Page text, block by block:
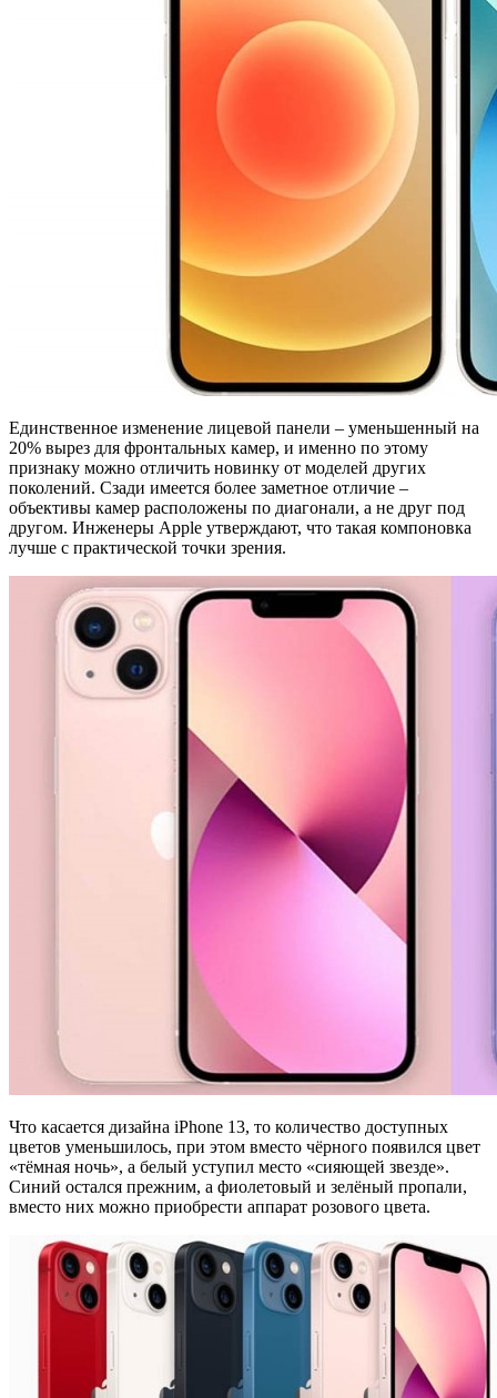
Единственное изменение лицевой панели – уменьшенный на
20% вырез для фронтальных камер, и именно по этому
признаку можно отличить новинку от моделей других
поколений. Сзади имеется более заметное отличие –
объективы камер расположены по диагонали, а не друг под
другом. Инженеры Apple утверждают, что такая компоновка
лучше с практической точки зрения.
Что касается дизайна iPhone 13, то количество доступных
цветов уменьшилось, при этом вместо чёрного появился цвет
«тёмная ночь», а белый уступил место «сияющей звезде».
Синий остался прежним, а фиолетовый и зелёный пропали,
вместо них можно приобрести аппарат розового цвета.